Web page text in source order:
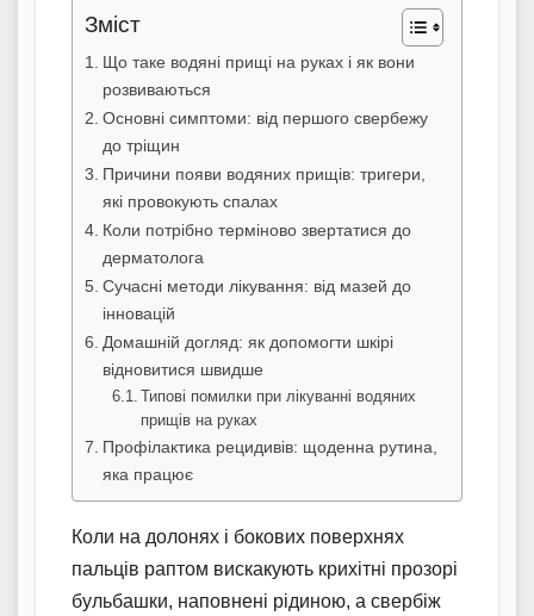
Зміст
Що таке водяні прищі на руках і як вони
розвиваються
Основні симптоми: від першого свербежу
до тріщин
Причини появи водяних прищів: тригери,
які провокують спалах
Коли потрібно терміново звертатися до
дерматолога
Сучасні методи лікування: від мазей до
інновацій
Домашній догляд: як допомогти шкірі
відновитися швидше
Типові помилки при лікуванні водяних
прищів на руках
Профілактика рецидивів: щоденна рутина,
яка працює
Коли на долонях і бокових поверхнях
пальців раптом вискакують крихітні прозорі
бульбашки, наповнені рідиною, а свербіж